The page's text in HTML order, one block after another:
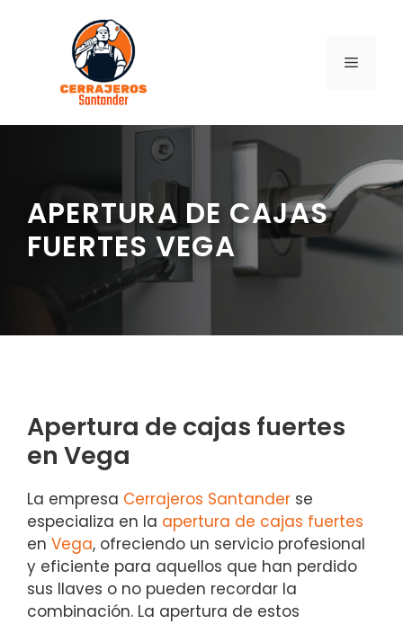
contenido
MENÚ
APERTURA DE CAJAS
FUERTES VEGA
Apertura de cajas fuertes
en Vega
La empresa Cerrajeros Santander se
especializa en la apertura de cajas fuertes
en Vega, ofreciendo un servicio profesional
y eficiente para aquellos que han perdido
sus llaves o no pueden recordar la
combinación. La apertura de estos